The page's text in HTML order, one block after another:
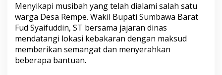
Menyikapi musibah yang telah dialami salah satu
warga Desa Rempe. Wakil Bupati Sumbawa Barat
Fud Syaifuddin, ST bersama jajaran dinas
mendatangi lokasi kebakaran dengan maksud
memberikan semangat dan menyerahkan
beberapa bantuan.